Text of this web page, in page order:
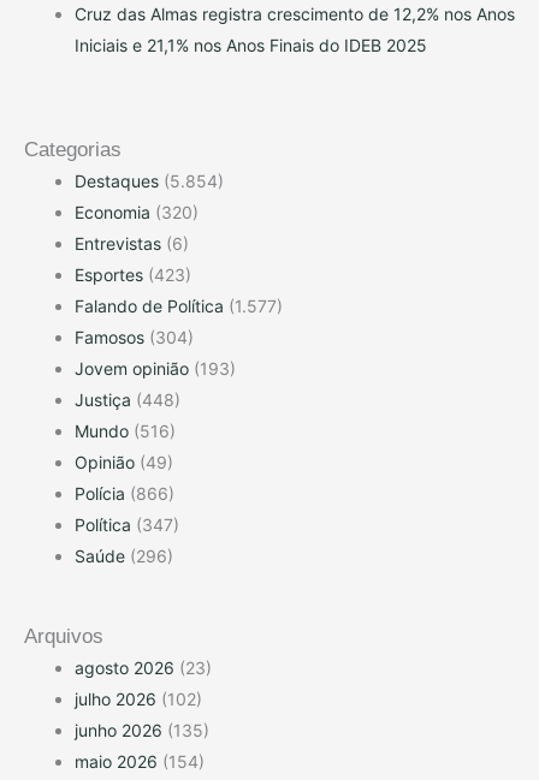
Cruz das Almas registra crescimento de 12,2% nos Anos
Iniciais e 21,1% nos Anos Finais do IDEB 2025
Categorias
Destaques (5.854)
Economia (320)
Entrevistas (6)
Esportes (423)
Falando de Política (1.577)
Famosos (304)
Jovem opinião (193)
Justiça (448)
Mundo (516)
Opinião (49)
Polícia (866)
Política (347)
Saúde (296)
Arquivos
agosto 2026 (23)
julho 2026 (102)
junho 2026 (135)
maio 2026 (154)